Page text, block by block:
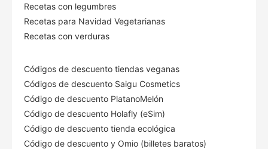
Recetas con legumbres
Recetas para Navidad Vegetarianas
Recetas con verduras
Códigos de descuento tiendas veganas
Códigos de descuento Saigu Cosmetics
Código de descuento PlatanoMelón
Código de descuento Holafly (eSim)
Código de descuento tienda ecológica
Código de descuento y Omio (billetes baratos)